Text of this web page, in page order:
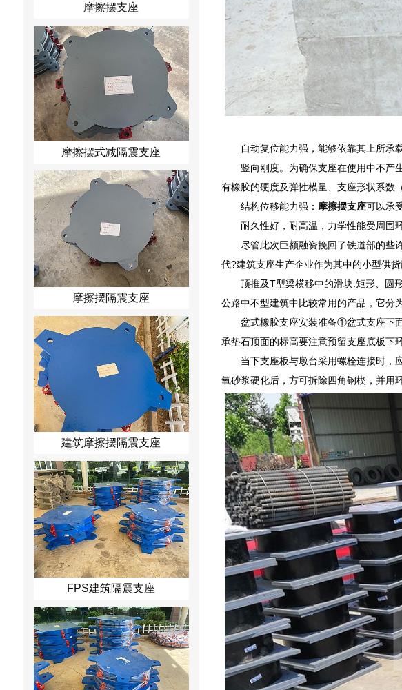
摩擦摆支座
摩擦摆式减隔震支座
摩擦摆隔震支座
建筑摩擦摆隔震支座
FPS建筑隔震支座
自动复位能力强，能够依靠其上所承
竖向刚度。为确保支座在使用中不产
有橡胶的硬度及弹性模量、支座形状系数
结构位移能力强： 摩擦摆支座可以承
耐久性好，耐高温，力学性能受周围
尽管此次巨额融资挽回了铁道部的些
代?建筑支座生产企业作为其中的小型供
顶推及T型梁横移中的滑块.矩形、圆
公路中不型建筑中比较常用的产品，它分
盆式橡胶支座安装准备①盆式支座下
承垫石顶面的标高要注意预留支座底板下
当下支座板与墩台采用螺栓连接时，
氧砂浆硬化后，方可拆除四角钢楔，并用